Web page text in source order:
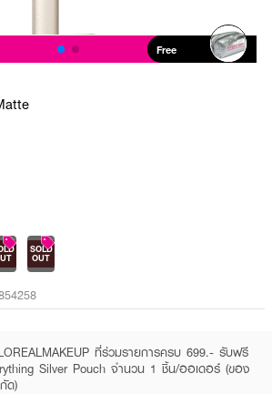
Free
SOLD
OUT
ที่ร่วมรายการครบ 699.- รับฟรี
Silver Pouch จำนวน 1 ชิ้น/ออเดอร์ (ของ
ด)